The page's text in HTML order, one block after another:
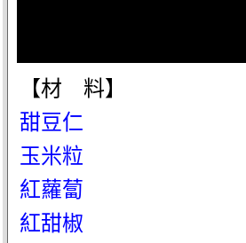
【材 料】
甜豆仁
玉米粒
紅蘿蔔
紅甜椒